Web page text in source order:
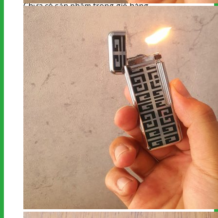
Chưa có sản phẩm trong giỏ hàng.